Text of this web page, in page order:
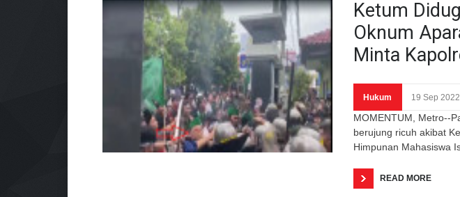
Ketum
Oknum
Minta
Hukum 19 Sep
MOMENTUM, Metro--
berujung ricuh akibat
Himpunan Mahasiswa
READ MORE